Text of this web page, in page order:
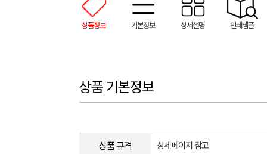
상품정보 기본정보 상세설명 인쇄샘플
상품 기본정보
상품 규격 상세페이지 참고